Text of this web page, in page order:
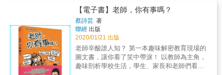
該%%了； 可以耍浪漫交換一下日記； 可以記
錄誰的家事做得多； 吵架之後也可以偷偷留下
最真誠的道歉讓對方感動一把（勸世警語：一
開始好好說話不就好了嗎）。 （要拿來折愛心
或是紙飛機也是可以ㄉ） 註定推薦 超有名插畫
家 鬼門圖文 插畫界黃立行 盜哥Daubro （順序
依首字筆畫排列）
Fighting !」 「完美體現教育現場及教師心聲！
一整個於我心有戚戚焉！」 「原來我並不孤
單，讓我們繼續撐下去！」 給曾經當過學生或
是現在還是學生的你： 青春無敵，當柴米油鹽
距離很遙遠，人情冷暖還沒經歷，心中擁有的
還只是對世界抱持著美好的想像，老師的話是
否只是從你耳邊輕輕飄過？ 給曾經當過老師或
是現在還是老師的你： 在教育第一線的基層小
【電子書】老師，你有事嗎？
蔡詩芸 著
聯經 出版
2020/01/21 出版
老師辛酸誰人知？ 第一本趣味解密教育現場的
圖文書，讓你看了笑中帶淚！ 以教師為主角，
趣味剖析學校生活，學生、家長和老師們看了